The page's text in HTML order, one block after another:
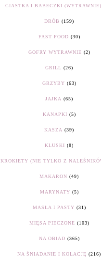
CIASTKA I BABECZKI (WYTRAWNIE)
DRÓB (159)
FAST FOOD (30)
GOFRY WYTRAWNIE (2)
GRILL (26)
GRZYBY (63)
JAJKA (65)
KANAPKI (5)
KASZA (39)
KLUSKI (8)
KROKIETY (NIE TYLKO Z
MAKARON (49)
MARYNATY (5)
MASŁA I PASTY (31)
MIĘSA PIECZONE (103)
NA OBIAD (365)
NA ŚNIADANIE I KOLACJĘ (216)